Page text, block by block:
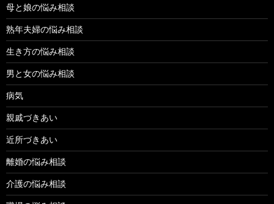
母と娘の悩み相談
熟年夫婦の悩み相談
生き方の悩み相談
男と女の悩み相談
病気
親戚づきあい
近所づきあい
離婚の悩み相談
介護の悩み相談